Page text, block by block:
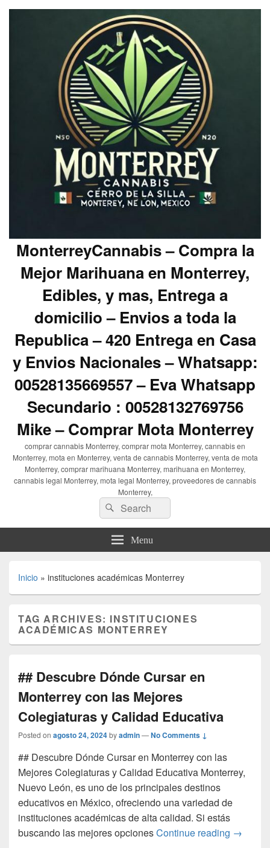
MonterreyCannabis – Compra la
Mejor Marihuana en Monterrey,
Edibles, y mas, Entrega a
domicilio – Envios a toda la
Republica – 420 Entrega en Casa
y Envios Nacionales – Whatsapp:
00528135669557 – Eva Whatsapp
Secundario : 00528132769756
Mike – Comprar Mota Monterrey
comprar cannabis Monterrey, comprar mota Monterrey, cannabis en
Monterrey, mota en Monterrey, venta de cannabis Monterrey, venta de mota
Monterrey, comprar marihuana Monterrey, marihuana en Monterrey,
cannabis legal Monterrey, mota legal Monterrey, proveedores de cannabis
Monterrey,
Search
for:
Search
Menu
Inicio » instituciones académicas Monterrey
TAG ARCHIVES: INSTITUCIONES
ACADÉMICAS MONTERREY
## Descubre Dónde Cursar en
Monterrey con las Mejores
Colegiaturas y Calidad Educativa
Posted on agosto 24, 2024byadmin—No Comments ↓
## Descubre Dónde Cursar en Monterrey con las
Mejores Colegiaturas y Calidad Educativa Monterrey,
Nuevo León, es uno de los principales destinos
educativos en México, ofreciendo una variedad de
instituciones académicas de alta calidad. Si estás
buscando las mejores opcionesContinue reading ##
→